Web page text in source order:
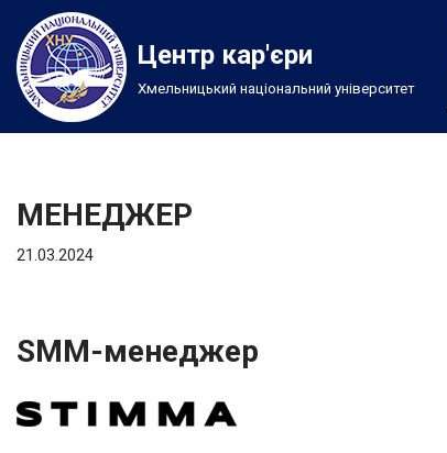
Перейти
до
вмісту
Центр кар'єри
Хмельницький національний університет
МЕНЕДЖЕР
21.03.2024
SMM-менеджер